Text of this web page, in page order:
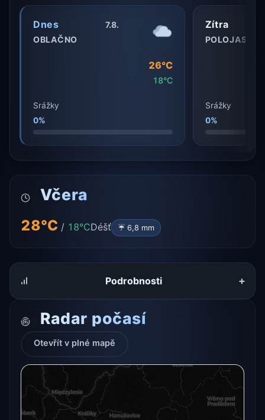
Dnes
7.8.
OBLAČNO
26°C
18°C
Srážky
0%
Zítra
POLOJASNO
Srážky
0%
Včera
28°C / 18°CDéšť ☔ 6,8 mm
Podrobnosti +
Radar počasí
Otevřít v plné mapě